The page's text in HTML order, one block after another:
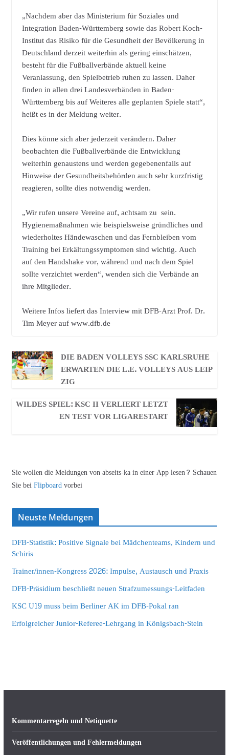
„Nachdem aber das Ministerium für Soziales und
Integration Baden-Württemberg sowie das Robert Koch-
Institut das Risiko für die Gesundheit der Bevölkerung in
Deutschland derzeit weiterhin als gering einschätzen,
besteht für die Fußballverbände aktuell keine
Veranlassung, den Spielbetrieb ruhen zu lassen. Daher
finden in allen drei Landesverbänden in Baden-
Württemberg bis auf Weiteres alle geplanten Spiele statt“,
heißt es in der Meldung weiter.
Dies könne sich aber jederzeit verändern. Daher
beobachten die Fußballverbände die Entwicklung
weiterhin genaustens und werden gegebenenfalls auf
Hinweise der Gesundheitsbehörden auch sehr kurzfristig
reagieren, sollte dies notwendig werden.
„Wir rufen unsere Vereine auf, achtsam zu sein.
Hygienemaßnahmen wie beispielsweise gründliches und
wiederholtes Händewaschen und das Fernbleiben vom
Training bei Erkältungssymptomen sind wichtig. Auch
auf den Handshake vor, während und nach dem Spiel
sollte verzichtet werden“, wenden sich die Verbände an
ihre Mitglieder.
Weitere Infos liefert das Interview mit DFB-Arzt Prof. Dr.
Tim Meyer auf www.dfb.de
DIE BADEN VOLLEYS SSC KARLSRUHE
ERWARTEN DIE L.E. VOLLEYS AUS LEIP
ZIG
WILDES SPIEL: KSC II VERLIERT LETZT
EN TEST VOR LIGARESTART
Sie wollen die Meldungen von abseits-ka in einer App lesen? Schauen
Sie beiFlipboardvorbei
Neuste Meldungen
DFB-Statistik: Positive Signale bei Mädchenteams, Kindern und
Schiris
Trainer/innen-Kongress 2026: Impulse, Austausch und Praxis
DFB-Präsidium beschließt neuen Strafzumessungs-Leitfaden
KSC U19 muss beim Berliner AK im DFB-Pokal ran
Erfolgreicher Junior-Referee-Lehrgang in Königsbach-Stein
Kommentarregeln und Netiquette
Veröffentlichungen und Fehlermeldungen